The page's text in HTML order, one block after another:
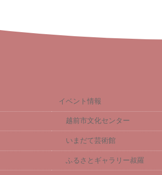
イベント情報
越前市文化センター
いまだて芸術館
ふるさとギャラリー叔羅